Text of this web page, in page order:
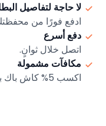
لا حاجة لتفاصيل
ادفع فورًا من
دفع أسرع
اتصل خلال ثوانٍ.
مكافآت مشمولة
اكسب 5% كاش باك بعملات BNE Coins.